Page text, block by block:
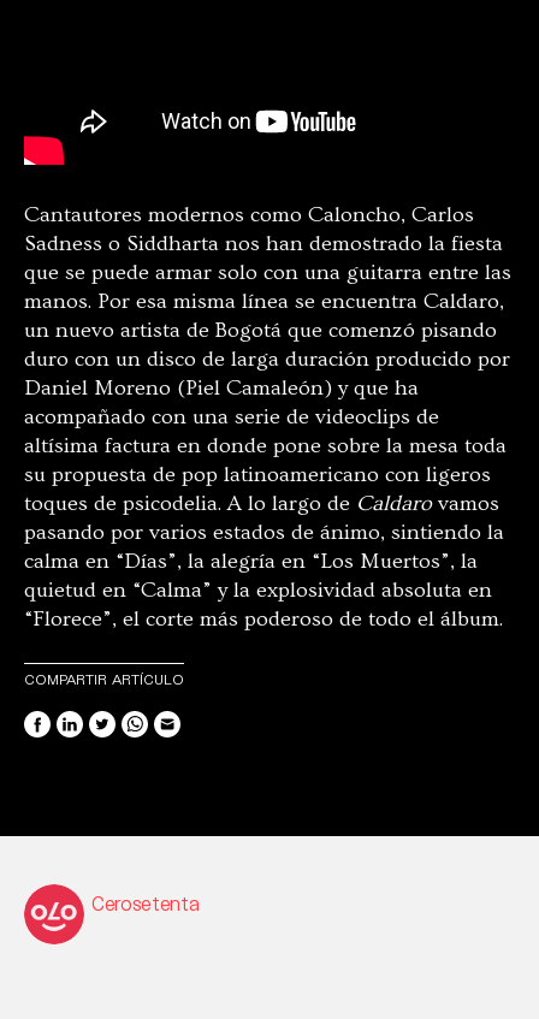
Cantautores modernos como Caloncho, Carlos
Sadness o Siddharta nos han demostrado la fiesta
que se puede armar solo con una guitarra entre las
manos. Por esa misma línea se encuentra Caldaro,
un nuevo artista de Bogotá que comenzó pisando
duro con un disco de larga duración producido por
Daniel Moreno (Piel Camaleón) y que ha
acompañado con una serie de videoclips de
altísima factura en donde pone sobre la mesa toda
su propuesta de pop latinoamericano con ligeros
toques de psicodelia. A lo largo de Caldarovamos
pasando por varios estados de ánimo, sintiendo la
calma en “Días”, la alegría en “Los Muertos”, la
quietud en “Calma” y la explosividad absoluta en
“Florece”, el corte más poderoso de todo el álbum.
COMPARTIR ARTÍCULO
Cerosetenta